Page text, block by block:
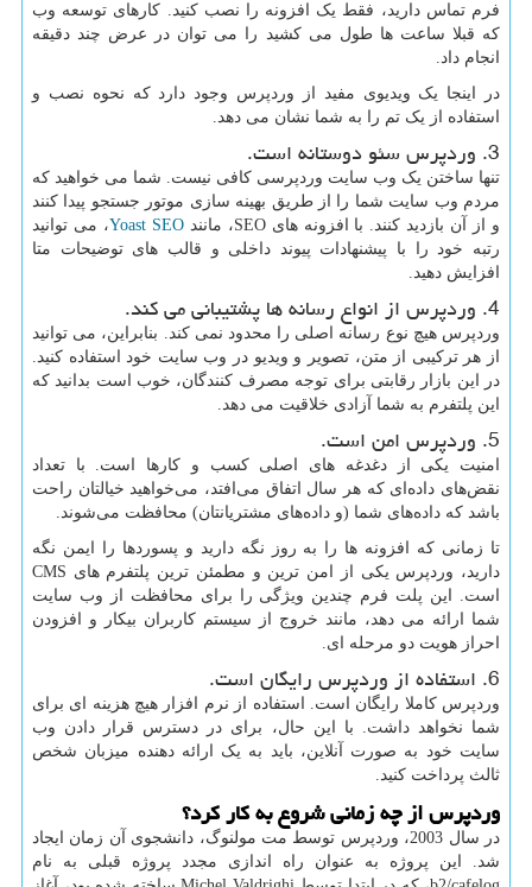
فرم تماس دارید، فقط یک افزونه را نصب کنید. کارهای توسعه وب
که قبلا ساعت ها طول می کشید را می توان در عرض چند دقیقه
انجام داد.
در اینجا یک ویدیوی مفید از وردپرس وجود دارد که نحوه نصب و
استفاده از یک تم را به شما نشان می دهد.
3. وردپرس سئو دوستانه است.
تنها ساختن یک وب سایت وردپرسی کافی نیست. شما می خواهید که
مردم وب سایت شما را از طریق بهینه سازی موتور جستجو پیدا کنند
و از آن بازدید کنند. با افزونه هایSEO، مانندYoast SEO، می توانید
رتبه خود را با پیشنهادات پیوند داخلی و قالب های توضیحات متا
افزایش دهید.
4. وردپرس از انواع رسانه ها پشتیبانی می کند.
وردپرس هیچ نوع رسانه اصلی را محدود نمی کند. بنابراین، می توانید
از هر ترکیبی از متن، تصویر و ویدیو در وب سایت خود استفاده کنید.
در این بازار رقابتی برای توجه مصرف کنندگان، خوب است بدانید که
این پلتفرم به شما آزادی خلاقیت می دهد.
5. وردپرس امن است.
امنیت یکی از دغدغه های اصلی کسب و کارها است. با تعداد
نقض‌های داده‌ای که هر سال اتفاق می‌افتد، می‌خواهید خیالتان راحت
باشد که داده‌های شما (و داده‌های مشتریانتان) محافظت می‌شوند.
تا زمانی که افزونه ها را به روز نگه دارید و پسوردها را ایمن نگه
دارید، وردپرس یکی از امن ترین و مطمئن ترین پلتفرم های CMS
است. این پلت فرم چندین ویژگی را برای محافظت از وب سایت
شما ارائه می دهد، مانند خروج از سیستم کاربران بیکار و افزودن
احراز هویت دو مرحله ای.
6. استفاده از وردپرس رایگان است.
وردپرس کاملا رایگان است. استفاده از نرم افزار هیچ هزینه ای برای
شما نخواهد داشت. با این حال، برای در دسترس قرار دادن وب
سایت خود به صورت آنلاین، باید به یک ارائه دهنده میزبان شخص
ثالث پرداخت کنید.
وردپرس از چه زمانی شروع به کار کرد؟
در سال 2003، وردپرس توسط مت مولنوگ، دانشجوی آن زمان ایجاد
شد. این پروژه به عنوان راه اندازی مجدد پروژه قبلی به نام